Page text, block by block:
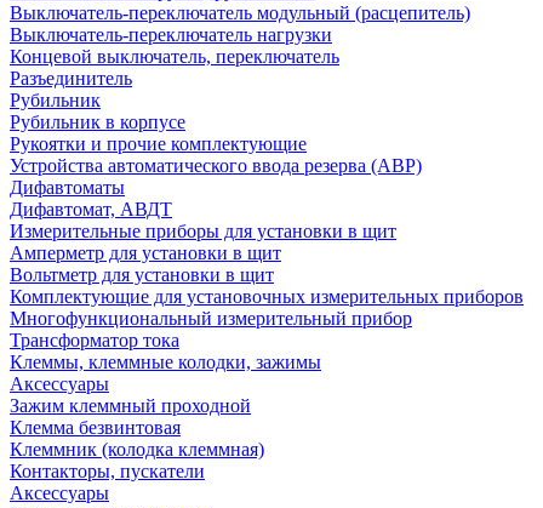
Выключатель-переключатель модульный (расцепитель)
Выключатель-переключатель нагрузки
Концевой выключатель, переключатель
Разъединитель
Рубильник
Рубильник в корпусе
Рукоятки и прочие комплектующие
Устройства автоматического ввода резерва (АВР)
Дифавтоматы
Дифавтомат, АВДТ
Измерительные приборы для установки в щит
Амперметр для установки в щит
Вольтметр для установки в щит
Комплектующие для установочных измерительных приборов
Многофункциональный измерительный прибор
Трансформатор тока
Клеммы, клеммные колодки, зажимы
Аксессуары
Зажим клеммный проходной
Клемма безвинтовая
Клеммник (колодка клеммная)
Контакторы, пускатели
Аксессуары